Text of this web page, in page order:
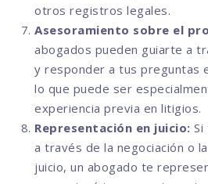
otros registros legales.
Asesoramiento sobre el
abogados pueden guiarte a
y responder a tus preguntas
lo que puede ser
experiencia previa en litigios.
Representación en juicio: Si
a través de la negociación o
juicio, un abogado te